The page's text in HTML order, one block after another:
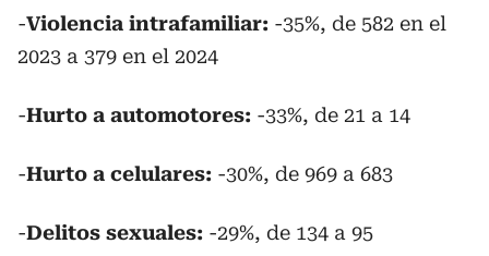
-Violencia intrafamiliar: -35%, de 582 en el
2023 a 379 en el 2024
-Hurto a automotores: -33%, de 21 a 14
-Hurto a celulares: -30%, de 969 a 683
-Delitos sexuales: -29%, de 134 a 95